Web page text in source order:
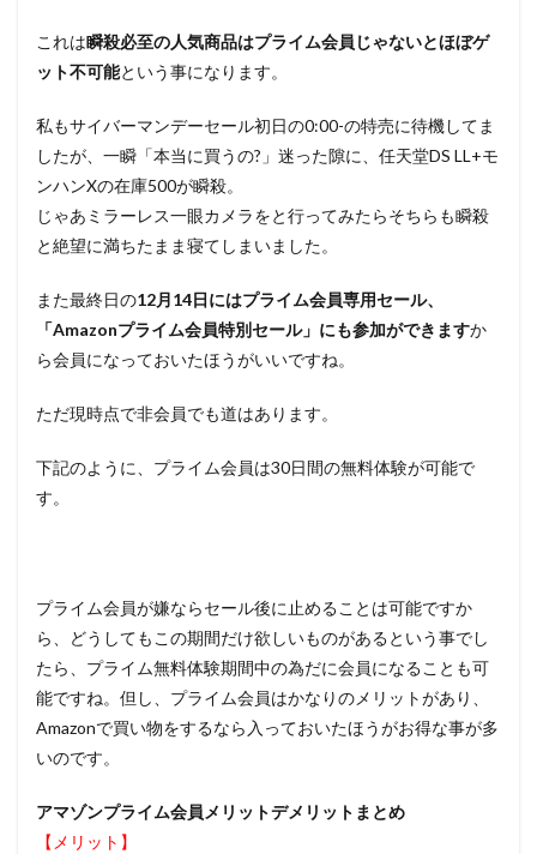
これは瞬殺必至の人気商品はプライム会員じゃないとほぼゲ
ット不可能という事になります。
私もサイバーマンデーセール初日の0:00-の特売に待機してま
したが、一瞬「本当に買うの?」迷った隙に、任天堂DS LL+モ
ンハンXの在庫500が瞬殺。
じゃあミラーレス一眼カメラをと行ってみたらそちらも瞬殺
と絶望に満ちたまま寝てしまいました。
また最終日の12月14日にはプライム会員専用セール、
「Amazonプライム会員特別セール」にも参加ができますか
ら会員になっておいたほうがいいですね。
ただ現時点で非会員でも道はあります。
下記のように、プライム会員は30日間の無料体験が可能で
す。
プライム会員が嫌ならセール後に止めることは可能ですか
ら、どうしてもこの期間だけ欲しいものがあるという事でし
たら、プライム無料体験期間中の為だに会員になることも可
能ですね。但し、プライム会員はかなりのメリットがあり、
Amazonで買い物をするなら入っておいたほうがお得な事が多
いのです。
アマゾンプライム会員メリットデメリットまとめ
【メリット】